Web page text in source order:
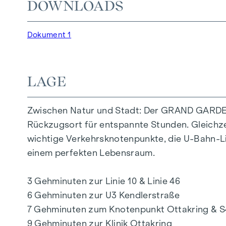
Die Gemeinschaftsplätze mit Bänken und
Generationen. Ein einladender
sodass die Kinder sorgenfrei und sicher
IHR ZUHAUSE MIT WEITBLICK UND
Im GRAND GARDEN wohnen Sie nicht nur –
Flair. Ein besonderes Merkmal bildet die
optimales Wohngefühl sorgt. Der vielfältige
Lebenskonzepte. Das Wohnprojekt bietet
eine nahtlose Verbindung zwischen Ihrem
HIGHLIGHTS
DOWNLOADS
Dokument 1
LAGE
Zwischen Natur und Stadt: Der GRAND
Rückzugsort für entspannte Stunden.
wichtige Verkehrsknotenpunkte, die U-Bahn-
einem perfekten Lebensraum.
3 Gehminuten zur Linie 10 & Linie 46
6 Gehminuten zur U3 Kendlerstraße
7 Gehminuten zum Knotenpunkt Ottakring &
9 Gehminuten zur Klinik Ottakring